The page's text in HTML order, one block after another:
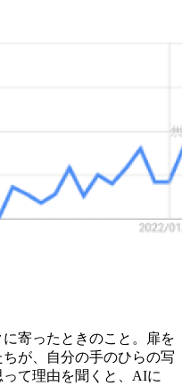
寄ったときのこと。扉を
が、自分の手のひらの写
て理由を聞くと、AIに